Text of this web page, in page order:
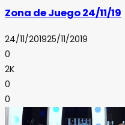
Zona de Juego 24/11/19
24/11/201925/11/2019
0
2K
0
0